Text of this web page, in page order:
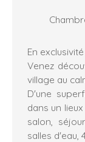
En
Venez
village au
D'une
dans un
salon,
salles d'eau,